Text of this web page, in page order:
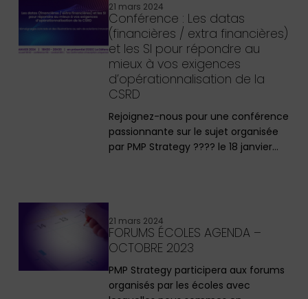
21 mars 2024
Conférence : Les datas
(financières / extra financières)
et les SI pour répondre au
mieux à vos exigences
d’opérationnalisation de la
CSRD
Rejoignez-nous pour une conférence
passionnante sur le sujet organisée
par PMP Strategy ???? le 18 janvier…
21 mars 2024
FORUMS ÉCOLES AGENDA –
OCTOBRE 2023
PMP Strategy participera aux forums
organisés par les écoles avec